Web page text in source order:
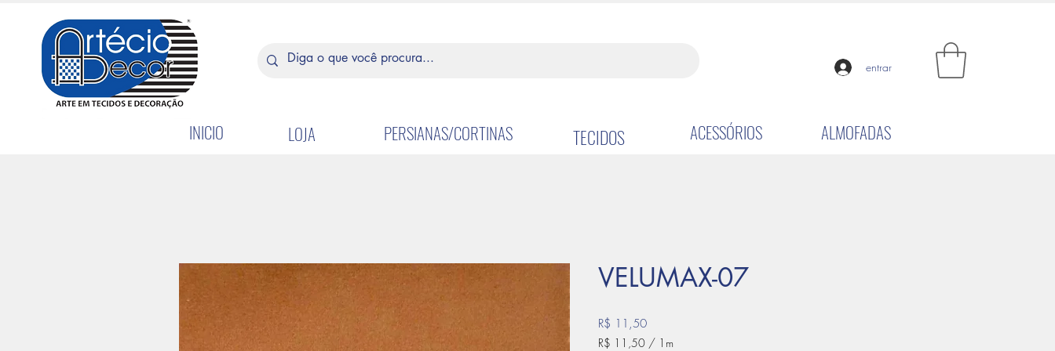
INICIO TECIDOS ACESSÓRIOS ALMOFADAS
entrar
PERSIANAS/CORTINAS
LOJA
VELUMAX-07
R$ 11,50Preço
R$ 11,50 / 1m